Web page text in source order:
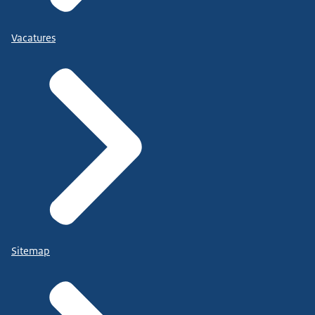
Vacatures
Sitemap